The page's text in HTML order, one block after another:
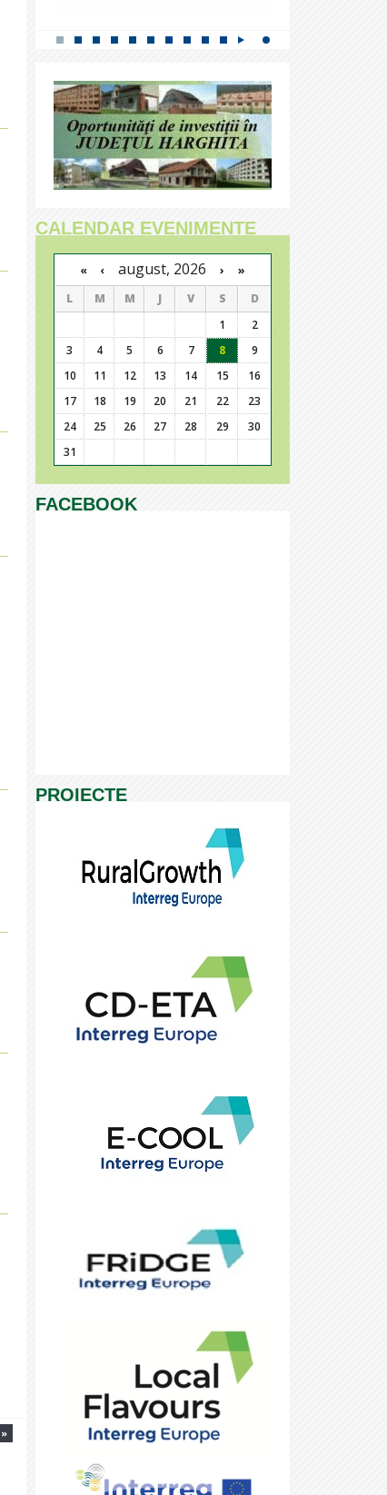
»
CALENDAR EVENIMENTE
« ‹ august, 2026 › »
L M M J V S
D
1
2
3
4 5 6 7 8
9
10
11 12 13 14 15
16
17
18 19 20 21 22
23
24
25 26 27 28 29
30
31
FACEBOOK
PROIECTE